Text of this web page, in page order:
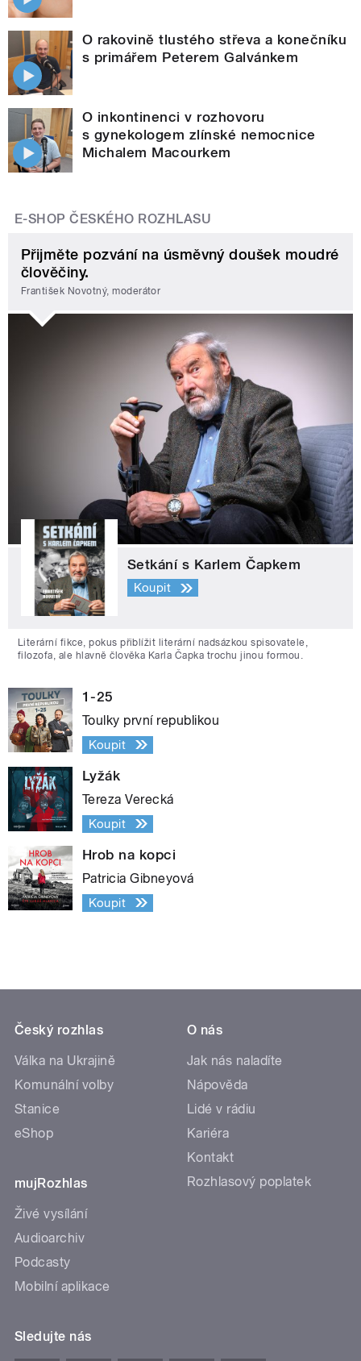
O rakovině tlustého střeva a konečníku
s primářem Peterem Galvánkem
O inkontinenci v rozhovoru
s gynekologem zlínské nemocnice
Michalem Macourkem
E-SHOP ČESKÉHO ROZHLASU
Přijměte pozvání na úsměvný doušek moudré
člověčiny.
František Novotný, moderátor
Setkání s Karlem Čapkem
Koupit
Literární fikce, pokus přiblížit literární nadsázkou spisovatele,
filozofa, ale hlavně člověka Karla Čapka trochu jinou formou.
1-25
Toulky první republikou
Koupit
Lyžák
Tereza Verecká
Koupit
Hrob na kopci
Patricia Gibneyová
Koupit
Český rozhlas
Válka na Ukrajině
Komunální volby
Stanice
eShop
mujRozhlas
Živé vysílání
Audioarchiv
Podcasty
Mobilní aplikace
O nás
Jak nás naladíte
Nápověda
Lidé v rádiu
Kariéra
Kontakt
Rozhlasový poplatek
Sledujte nás